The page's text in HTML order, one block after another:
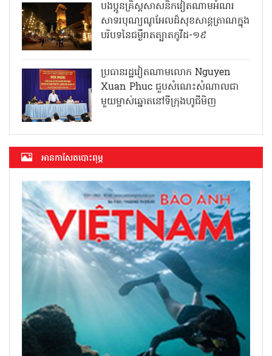
បងប្អូនគ្រិស្តសាសនិកវៀតណាមអំណរ
សាទរបុណ្យណូអែលដ៏សុខសាន្តត្រាណក្នុង
បរិបទនៃជម្ងឺរាតត្បាតកូវីដ-១៩
ប្រធានរដ្ឋវៀតណាមលោក Nguyen
Xuan Phuc ជួបសំណេះសំណាលជា
មួយម្ចាស់ឆ្នោតនៅទីក្រុងហូជីមិញ
អាន​កាសែត​បោះពុម្ភ